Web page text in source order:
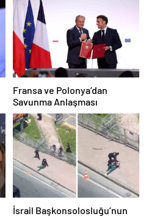
Fransa ve Polonya’dan
Savunma Anlaşması
İsrail Başkonsolosluğu’nun